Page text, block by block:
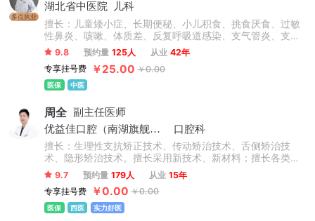
多点执业
湖北省中医院
儿科
擅长：儿童矮小症、长期便秘、小儿积食、挑食厌食、过敏
性鼻炎、咳嗽、体质差、反复呼吸道感染、支气管炎、支气
管肺炎、哮喘等病症的治疗积累了丰富的经验，对小儿遗
尿，紫癜，汗症等也有自己独到的见解与治疗法则。擅长儿
科肺系、脾胃疾病的中医研究与治疗，尤其擅长中西并重，
标本兼顾。
9.8 预约量 125人 从业 42年
专享挂号费
￥25.00 ￥0.00
医保 中医
周全 副主任医师
优益佳口腔（南湖旗舰店）
口腔科
擅长：生理性支抗矫正技术、传动矫治技术、舌侧矫治技
术、隐形矫治技术。擅长采用新技术、新材料；擅长各类成
人和L童错合畸形矫正：包括地包天、双颌前凸、埋伏牙导
萌、儿童牙齿早期干预、二次正畸、正畸正颌联合矫治。
9.7 预约量 179人 从业 15年
专享挂号费
￥0.00 ￥0.00
医保 西医 实力好医